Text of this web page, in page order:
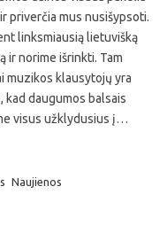
priverčia mus nusišypsoti.
linksmiausią lietuvišką
ir norime išrinkti. Tam
muzikos klausytojų yra
kad daugumos balsais
visus užklydusius į…
Naujienos